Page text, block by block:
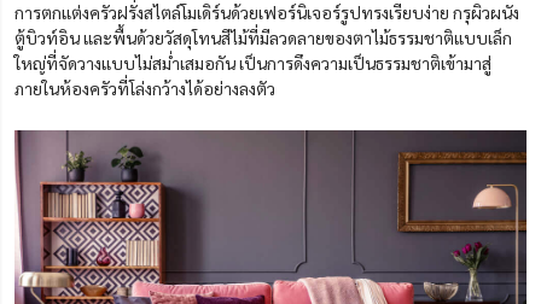
การตกแต่งครัวฝรั่งสไตล์โมเดิร์นด้วยเฟอร์นิเจอร์รูปทรงเรียบง่าย กรุผิวผนัง
ตู้บิวท์อิน และพื้นด้วยวัสดุโทนสีไม้ที่มีลวดลายของตาไม้ธรรมชาติแบบเล็ก
ใหญ่ที่จัดวางแบบไม่สม่ำเสมอกัน เป็นการดึงความเป็นธรรมชาติเข้ามาสู่
ภายในห้องครัวที่โล่งกว้างได้อย่างลงตัว